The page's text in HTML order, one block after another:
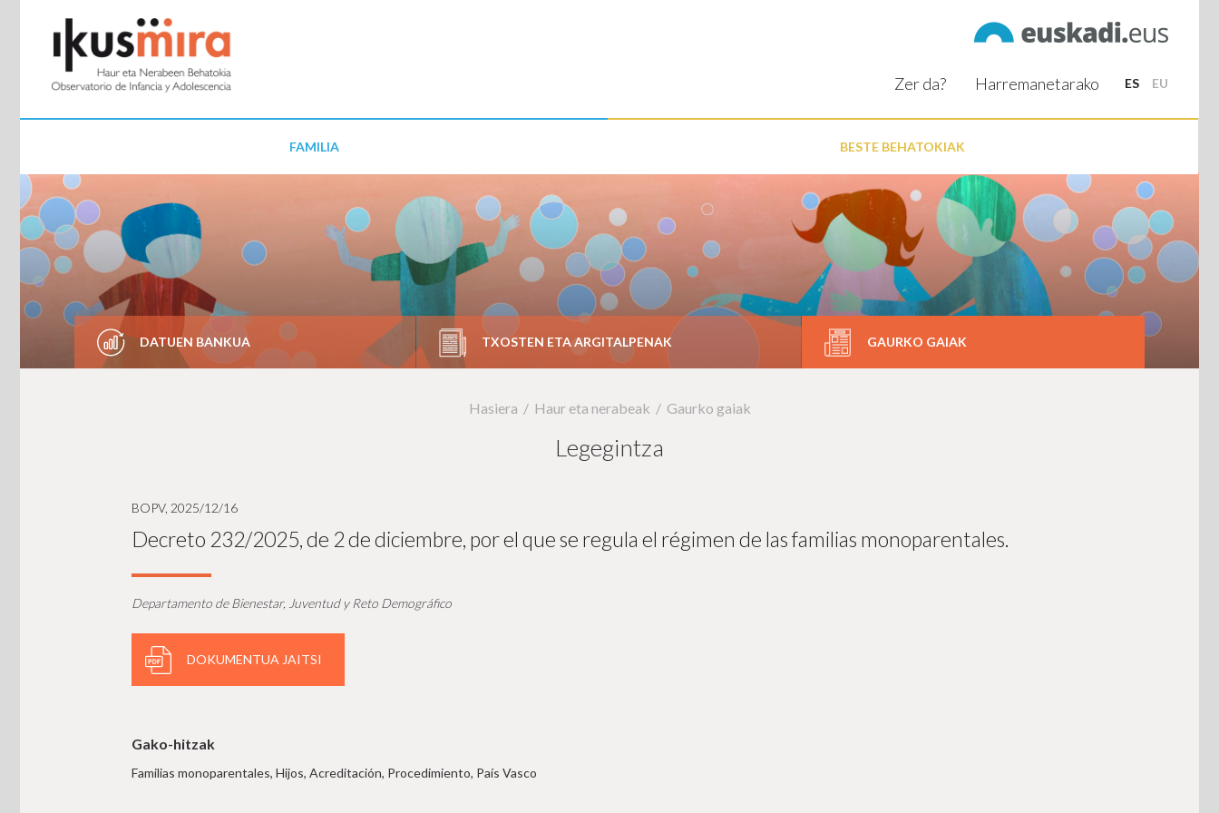
ES EU
FAMILIA BESTE BEHATOKIAK
Zer da? Harremanetarako
DATUEN BANKUA TXOSTEN ETA ARGITALPENAK GAURKO GAIAK
Hasiera Haur eta nerabeak Gaurko gaiak
Legegintza
BOPV, 2025/12/16
Decreto 232/2025, de 2 de diciembre, por el que se regula el régimen de las familias monoparentales.
Departamento de Bienestar, Juventud y Reto Demográfico
DOKUMENTUA JAITSI
Gako-hitzak
Familias monoparentales, Hijos, Acreditación, Procedimiento, País Vasco